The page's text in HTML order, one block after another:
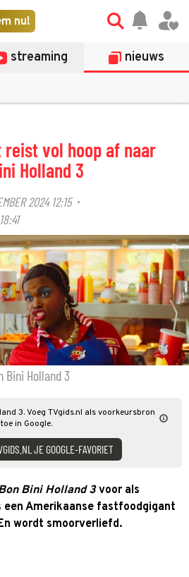
nu!
streaming nieuws
reist vol hoop af naar
Holland 3
2024 12:15·
©
Bini Holland 3
3. Voeg TVgids.nl als voorkeursbron
toe in Google.
JE GOOGLE-FAVORIET
Bini Holland 3voor als
Amerikaanse fastfoodgigant
wordt smoorverliefd.